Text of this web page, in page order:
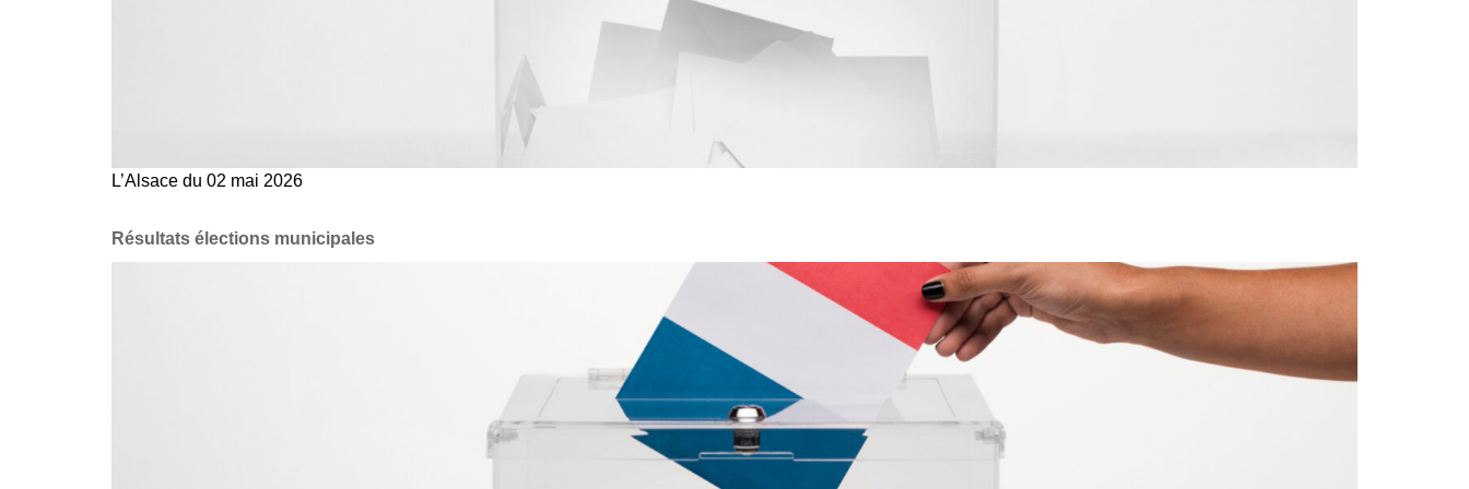
L’Alsace du 02 mai 2026
Résultats élections municipales